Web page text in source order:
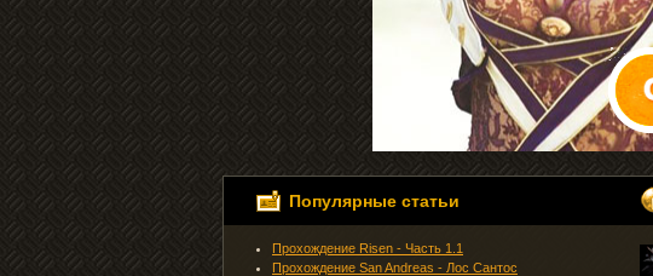
Популярные статьи
Прохождение Risen - Часть 1.1
Прохождение San Andreas - Лос Сантос